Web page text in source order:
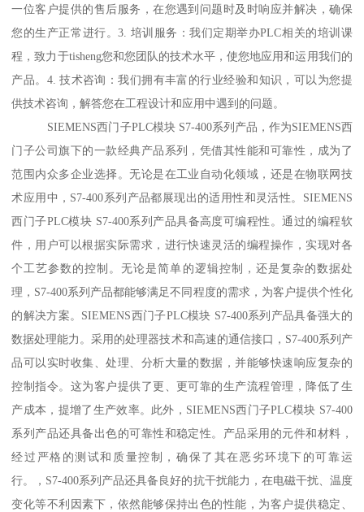
一位客户提供的售后服务，在您遇到问题时及时响应并解决，确保
您的生产正常进行。3. 培训服务：我们定期举办PLC相关的培训课
程，致力于tisheng您和您团队的技术水平，使您地应用和运用我们的
产品。4. 技术咨询：我们拥有丰富的行业经验和知识，可以为您提
供技术咨询，解答您在工程设计和应用中遇到的问题。
SIEMENS西门子PLC模块 S7-400系列产品，作为SIEMENS西
门子公司旗下的一款经典产品系列，凭借其性能和可靠性，成为了
范围内众多企业选择。无论是在工业自动化领域，还是在物联网技
术应用中，S7-400系列产品都展现出的适用性和灵活性。SIEMENS
西门子PLC模块 S7-400系列产品具备高度可编程性。通过的编程软
件，用户可以根据实际需求，进行快速灵活的编程操作，实现对各
个工艺参数的控制。无论是简单的逻辑控制，还是复杂的数据处
理，S7-400系列产品都能够满足不同程度的需求，为客户提供个性化
的解决方案。SIEMENS西门子PLC模块 S7-400系列产品具备强大的
数据处理能力。采用的处理器技术和高速的通信接口，S7-400系列产
品可以实时收集、处理、分析大量的数据，并能够快速响应复杂的
控制指令。这为客户提供了更、更可靠的生产流程管理，降低了生
产成本，提增了生产效率。此外，SIEMENS西门子PLC模块 S7-400
系列产品还具备出色的可靠性和稳定性。产品采用的元件和材料，
经过严格的测试和质量控制，确保了其在恶劣环境下的可靠运
行。，S7-400系列产品还具备良好的抗干扰能力，在电磁干扰、温度
变化等不利因素下，依然能够保持出色的性能，为客户提供稳定、